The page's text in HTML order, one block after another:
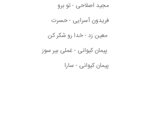
مجید اصلاحی - تو برو
فریدون آسرایی - حسرت
معین زد - خدا رو شکر کن
پیمان کیوانی - غملی بیر سوز
پیمان کیوانی - سارا